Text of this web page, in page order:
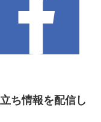
ち情報を配信し